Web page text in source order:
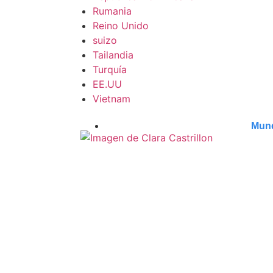
Rumania
Reino Unido
suizo
Tailandia
Turquía
EE.UU
Vietnam